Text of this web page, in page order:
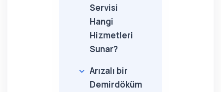
Servisi
Hangi
Hizmetleri
Sunar?
Arızalı bir
Demirdöküm